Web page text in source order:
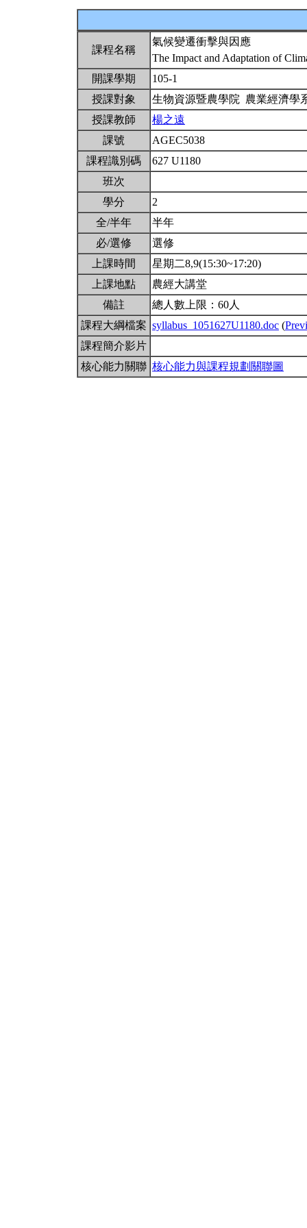
課程名稱
氣候變遷衝擊與因應
The Impact and Adaptation of
開課學期
105-1
授課對象
生物資源暨農學院 農業經濟
授課教師
楊之遠
課號
AGEC5038
課程識別碼
627 U1180
班次
學分
2
全/半年
半年
必/選修
選修
上課時間
星期二8,9(15:30~17:20)
上課地點
農經大講堂
備註
總人數上限：60人
課程大綱檔案 syllabus_1051627U1180.doc (
課程簡介影片
核心能力關聯 核心能力與課程規劃關聯圖